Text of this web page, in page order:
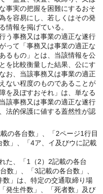
事実の把握を困難にするおそ
を容易にし、若しくはその発
情報を掲げている。
う事務又は事業の適正な遂行
って「事務又は事業の適正な
るもの」とは、当該情報を公
を比較衡量した結果、公にす
お、当該事務又は事業の適正
ない程度のものであることが
を及ぼすおそれ」は、単なる
該事務又は事業の適正な遂行
法的保護に値する蓋然性が認
の各台数」、「2ページ1行目
」、「4ア、イ及びウに記載
た、「1（2）2記載の各台
数」、「3記載の各台数」、
数」は、特定の交通取締り場
発生件数」、「死者数」及び